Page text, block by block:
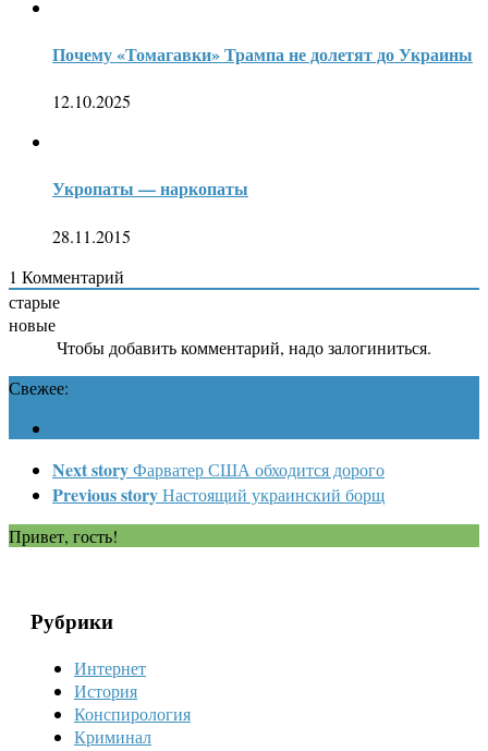
Почему «Томагавки» Трампа не долетят до Украины
12.10.2025
Укропаты — наркопаты
28.11.2015
1 Комментарий
старые
новые
Чтобы добавить комментарий, надо залогиниться.
Свежее:
Next storyФарватер США обходится дорого
Previous storyНастоящий украинский борщ
Привет, гость!
Рубрики
Интернет
История
Конспирология
Криминал